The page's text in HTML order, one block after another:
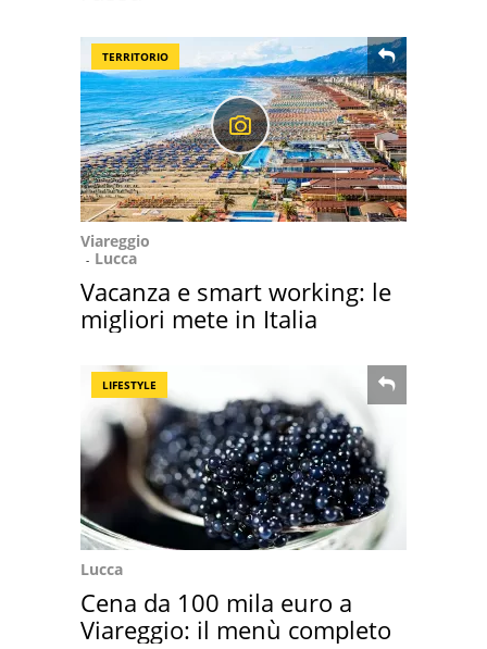
TERRITORIO
Viareggio
Lucca
Vacanza e smart working: le
migliori mete in Italia
LIFESTYLE
Lucca
Cena da 100 mila euro a
Viareggio: il menù completo